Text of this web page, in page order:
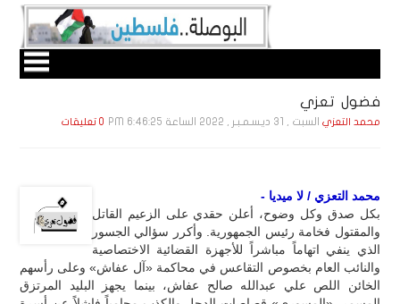
فضول تعزي
محمد التعزي السبت , 31 ديـسـمـبـر , 2022 الساعة 6:46:25 PM 0 تعليقات
محمد التعزي / لا ميديا -
بكل صدق وكل وضوح، أعلن حقدي على الزعيم القاتل
والمقتول فخامة رئيس الجمهورية. وأكرر سؤالي الجسور
الذي ينفي اتهاماً مباشراً للأجهزة القضائية الاختصاصية
والنائب العام بخصوص التقاعس في محاكمة «آل عفاش» وعلى رأسهم
الخائن اللص علي عبدالله صالح عفاش، بينما يجهز البليد المرتزق